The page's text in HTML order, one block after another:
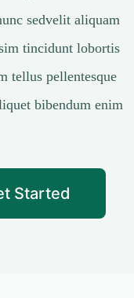
sedvelit aliquam
tincidunt lobortis
tellus pellentesque
bibendum enim
Started